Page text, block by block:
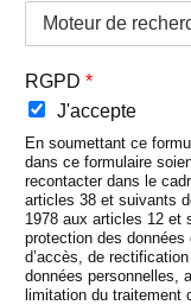
RGPD *
J'accepte
En soumettant ce
dans ce formulaire
recontacter dans le
articles 38 et suivants
1978 aux articles 12 et
protection des données
d’accès, de
données personnelles,
limitation du traitement